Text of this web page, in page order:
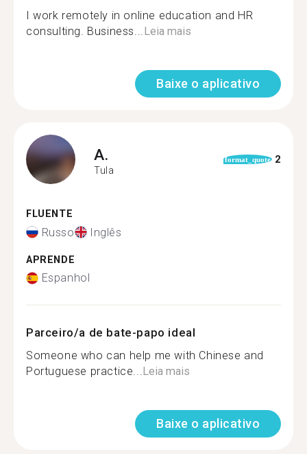
I work remotely in online education and HR
consulting. Business...Leia mais
Baixe o aplicativo
A.
Tula
format_quote 2
FLUENTE
Russo Inglês
APRENDE
Espanhol
Parceiro/a de bate-papo ideal
Someone who can help me with Chinese and
Portuguese practice...Leia mais
Baixe o aplicativo